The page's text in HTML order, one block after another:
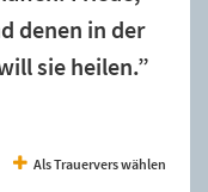
denen in der
sie heilen.”
Als Trauervers wählen